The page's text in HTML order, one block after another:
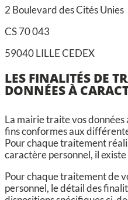
2 Boulevard des Cités Unies
CS 70 043
59040 LILLE CEDEX
LES FINALITÉS DE
DONNÉES À
La mairie traite vos
fins conformes aux
Pour chaque traitement
caractère personnel, il
Pour chaque traitement de
personnel, le détail des